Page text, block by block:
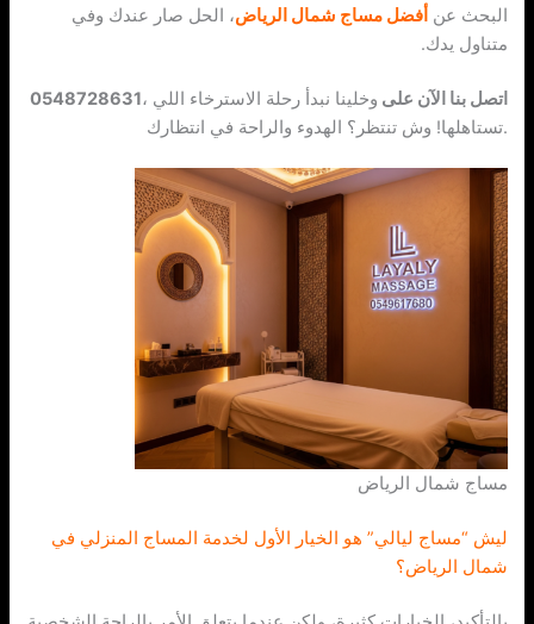
البحث عن أفضل مساج شمال الرياض، الحل صار عندك وفي
متناول يدك.
اتصل بنا الآن على ‏‪0548728631
، وخلينا نبدأ رحلة الاسترخاء اللي
تستاهلها! وش تنتظر؟ الهدوء والراحة في انتظارك.
مساج شمال الرياض
ليش “مساج ليالي” هو الخيار الأول لخدمة المساج المنزلي في
شمال الرياض؟